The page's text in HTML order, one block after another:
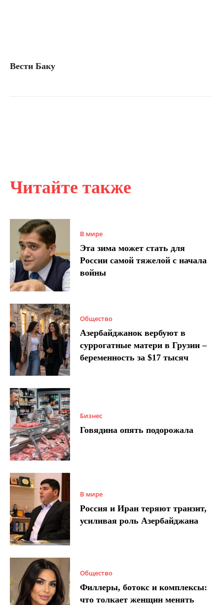
Читайте также
В мире
Эта зима может стать для
России самой тяжелой с начала
войны
Общество
Азербайджанок вербуют в
суррогатные матери в Грузии –
беременность за $17 тысяч
Бизнес
Говядина опять подорожала
В мире
Россия и Иран теряют транзит,
усиливая роль Азербайджана
Общество
Филлеры, ботокс и комплексы:
что толкает женщин менять
Вести Баку